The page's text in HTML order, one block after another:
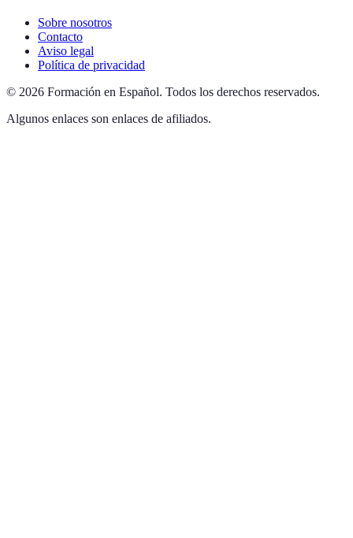
Sobre nosotros
Contacto
Aviso legal
Política de privacidad
© 2026 Formación en Español. Todos los derechos reservados.
Algunos enlaces son enlaces de afiliados.